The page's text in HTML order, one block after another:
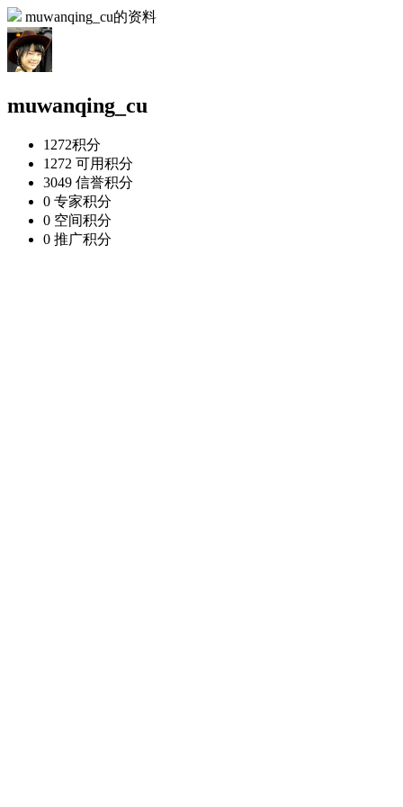
muwanqing_cu的资料
muwanqing_cu
1272积分
1272 可用积分
3049 信誉积分
0 专家积分
0 空间积分
0 推广积分